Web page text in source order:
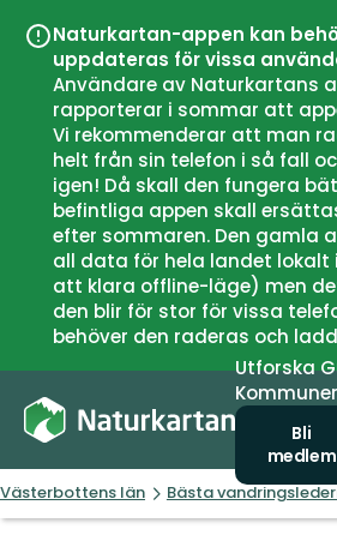
Naturkartan-appen kan
uppdateras för vissa
Användare av Naturkartans
rapporterar i sommar att
Vi rekommenderar att man
helt från sin telefon i så fall
igen! Då skall den fungera
befintliga appen skall
efter sommaren. Den gamla
all data för hela landet lokalt
att klara offline-läge) men
den blir för stor för vissa
behöver den raderas och
Utforska
Kommuner
Bli
medlem
Västerbottens län Bästa